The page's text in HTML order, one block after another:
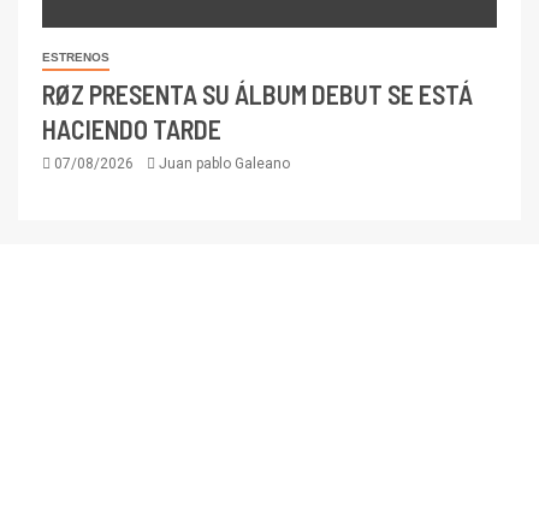
ESTRENOS
RØZ PRESENTA SU ÁLBUM DEBUT SE ESTÁ
HACIENDO TARDE
07/08/2026 Juan pablo Galeano